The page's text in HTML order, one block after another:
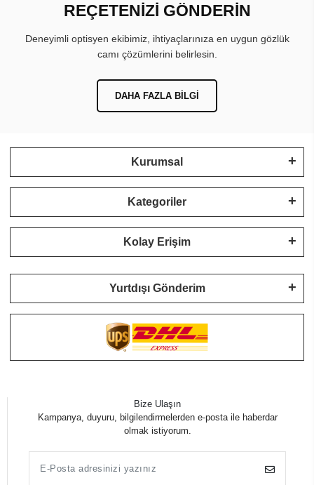
REÇETENİZİ GÖNDERİN
Deneyimli optisyen ekibimiz, ihtiyaçlarınıza en uygun gözlük
camı çözümlerini belirlesin.
DAHA FAZLA BILGI
Kurumsal
Kategoriler
Kolay Erişim
Yurtdışı Gönderim
Bize Ulaşın
Kampanya, duyuru, bilgilendirmelerden e-posta ile haberdar
olmak istiyorum.